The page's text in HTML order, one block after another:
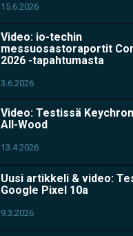
15.6.2026
Video: io-techin
messuosastoraportit
2026 -tapahtumasta
3.6.2026
Video: Testissä Keychron
All-Wood
13.4.2026
Uusi artikkeli & video:
Google Pixel 10a
9.3.2026